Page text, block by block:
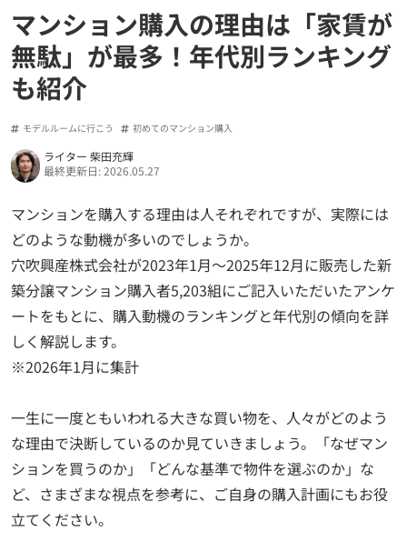
マンション購入の理由は「家賃が
無駄」が最多！年代別ランキング
も紹介
モデルルームに行こう 初めてのマンション購入
ライター 柴田充輝
最終更新日: 2026.05.27
マンションを購入する理由は人それぞれですが、実際には
どのような動機が多いのでしょうか。
穴吹興産株式会社が2023年1月〜2025年12月に販売した新
築分譲マンション購入者5,203組にご記入いただいたアンケ
ートをもとに、購入動機のランキングと年代別の傾向を詳
しく解説します。
※2026年1月に集計
一生に一度ともいわれる大きな買い物を、人々がどのよう
な理由で決断しているのか見ていきましょう。「なぜマン
ションを買うのか」「どんな基準で物件を選ぶのか」な
ど、さまざまな視点を参考に、ご自身の購入計画にもお役
立てください。